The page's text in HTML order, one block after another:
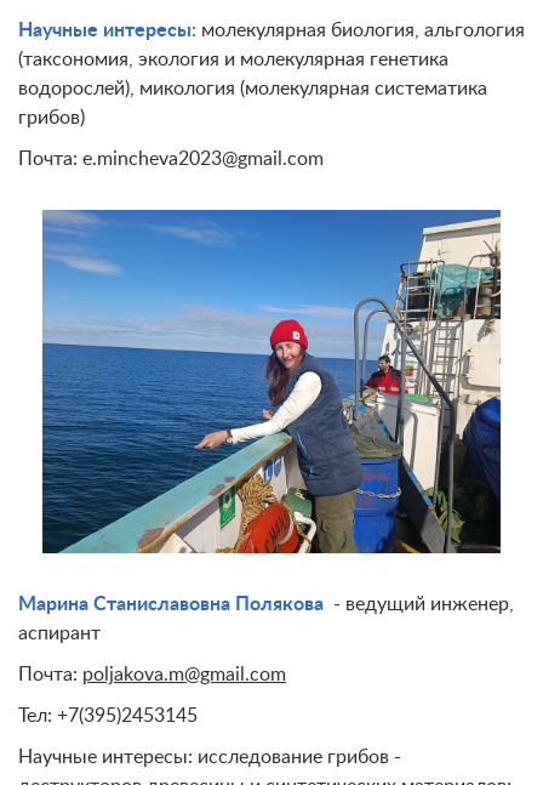
Научные интересы: молекулярная биология, альгология
(таксономия, экология и молекулярная генетика
водорослей), микология (молекулярная систематика
грибов)
Почта: e.mincheva2023@gmail.com
Марина Станиславовна Полякова - ведущий инженер,
аспирант
Почта: poljakova.m@gmail.com
Тел: +7(395)2453145
Научные интересы: исследование грибов -